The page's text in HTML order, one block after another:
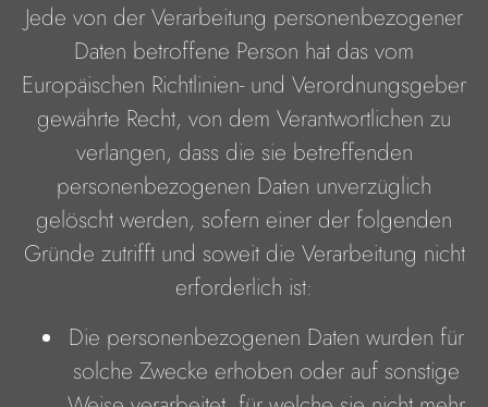
Jede von der Verarbeitung personenbezogener
Daten betroffene Person hat das vom
Europäischen Richtlinien- und Verordnungsgeber
gewährte Recht, von dem Verantwortlichen zu
verlangen, dass die sie betreffenden
personenbezogenen Daten unverzüglich
gelöscht werden, sofern einer der folgenden
Gründe zutrifft und soweit die Verarbeitung nicht
erforderlich ist:
Die personenbezogenen Daten wurden für
solche Zwecke erhoben oder auf sonstige